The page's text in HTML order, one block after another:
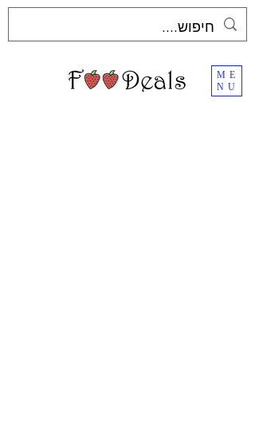
ME
NU